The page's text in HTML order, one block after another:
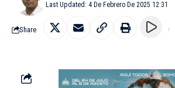
Last Updated: 4 De Febrero De 2025 12:31
Share